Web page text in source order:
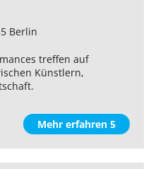
Berlin
treffen auf
Künstlern,
Mehr erfahren 5